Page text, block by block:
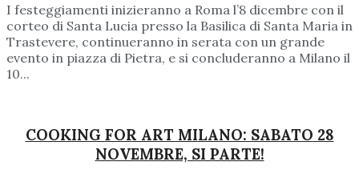
I festeggiamenti inizieranno a Roma l’8 dicembre con il
corteo di Santa Lucia presso la Basilica di Santa Maria in
Trastevere, continueranno in serata con un grande
evento in piazza di Pietra, e si concluderanno a Milano il
10...
COOKING FOR ART MILANO: SABATO 28
NOVEMBRE, SI PARTE!